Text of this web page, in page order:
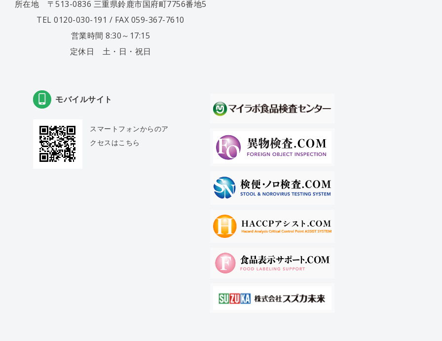
所在地 〒513-0836 三重県鈴鹿市国府町7756番地5
TEL 0120-030-191 / FAX 059-367-7610
営業時間 8:30～17:15
定休日 土・日・祝日
モバイルサイト
スマートフォンからのア
クセスはこちら